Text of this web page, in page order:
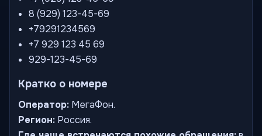
8 (929) 123-45-69
+79291234569
+7 929 123 45 69
929-123-45-69
Кратко о номере
Оператор: МегаФон.
Регион: Россия.